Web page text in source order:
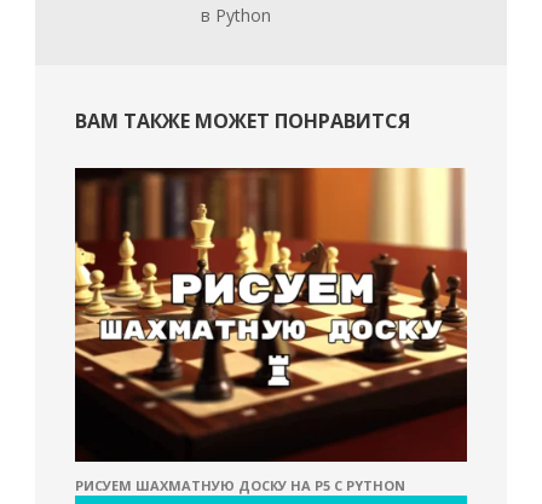
в Python
ВАМ ТАКЖЕ МОЖЕТ ПОНРАВИТСЯ
РИСУЕМ ШАХМАТНУЮ ДОСКУ НА P5 С PYTHON